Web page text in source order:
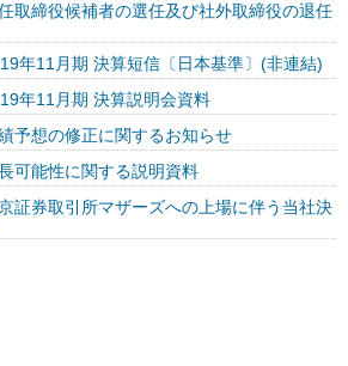
取締役候補者の選任及び社外取締役の退任
年11月期 決算短信〔日本基準〕(非連結)
年11月期 決算説明会資料
予想の修正に関するお知らせ
可能性に関する説明資料
証券取引所マザーズへの上場に伴う当社決